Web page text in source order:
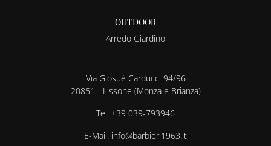
OUTDOOR
Arredo Giardino
Via Giosuè Carducci 94/96
20851 - Lissone (Monza e Brianza)
Tel. +39 039-793946
E-Mail. info@barbieri1963.it